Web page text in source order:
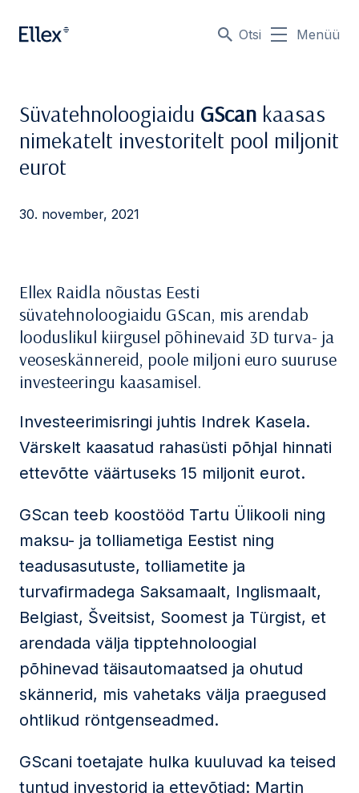
Otsi Menüü
Süvatehnoloogiaidu GScan kaasas
nimekatelt investoritelt pool miljonit
eurot
30. november, 2021
Ellex Raidla nõustas Eesti
süvatehnoloogiaidu GScan, mis arendab
looduslikul kiirgusel põhinevaid 3D turva- ja
veoseskännereid, poole miljoni euro suuruse
investeeringu kaasamisel.
Investeerimisringi juhtis Indrek Kasela.
Värskelt kaasatud rahasüsti põhjal hinnati
ettevõtte väärtuseks 15 miljonit eurot.
GScan teeb koostööd Tartu Ülikooli ning
maksu- ja tolliametiga Eestist ning
teadusasutuste, tolliametite ja
turvafirmadega Saksamaalt, Inglismaalt,
Belgiast, Šveitsist, Soomest ja Türgist, et
arendada välja tipptehnoloogial
põhinevad täisautomaatsed ja ohutud
skännerid, mis vahetaks välja praegused
ohtlikud röntgenseadmed.
GScani toetajate hulka kuuluvad ka teised
tuntud investorid ja ettevõtjad: Martin